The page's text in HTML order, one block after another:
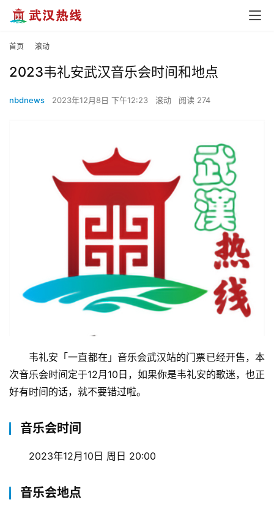
首页 滚动
2023韦礼安武汉音乐会时间和地点
nbdnews 2023年12月8日 下午12:23 滚动 阅读 274
韦礼安「一直都在」音乐会武汉站的门票已经开售，本
次音乐会时间定于12月10日，如果你是韦礼安的歌迷，也正
好有时间的话，就不要错过啦。
音乐会时间
2023年12月10日 周日 20:00
音乐会地点